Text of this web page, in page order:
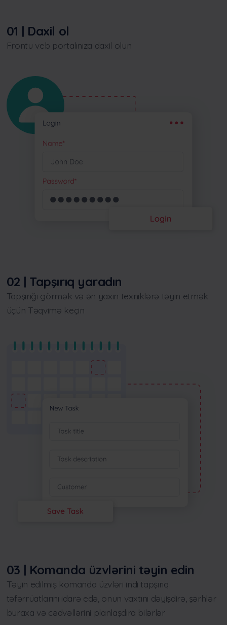
01 | Daxil ol
Frontu veb portalınıza daxil olun
02 | Tapşırıq yaradın
Tapşırığı görmək və ən yaxın texniklərə təyin etmək
üçün Təqvimə keçin
03 | Komanda üzvlərini təyin edin
Təyin edilmiş komanda üzvləri indi tapşırıq
təfərrüatlarını idarə edə, onun vaxtını dəyişdirə, şərhlər
buraxa və cədvəllərini planlaşdıra bilərlər